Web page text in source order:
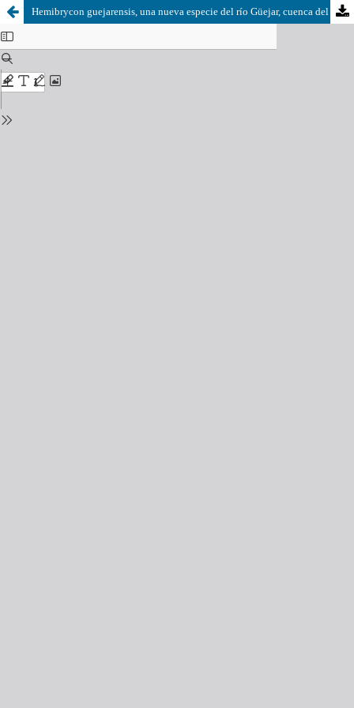
Hemibrycon guejarensis, una nueva especie del río Güejar, cuenca del Orinoco, Colombia (Characiformes: Characidae) con una revisión de las poblaciones identificadas como Hemibrycon metae